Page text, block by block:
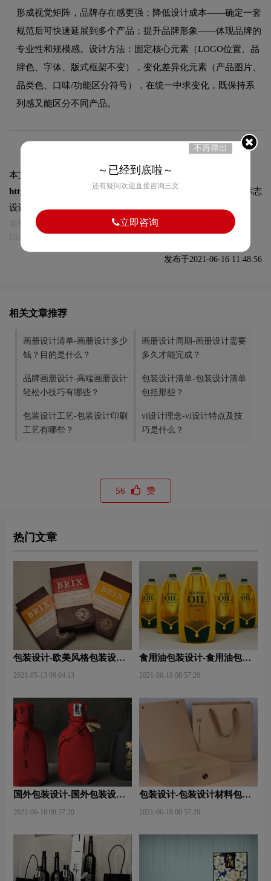
形成视觉矩阵，品牌存在感更强；降低设计成本——确定一套
规范后可快速延展到多个产品；提升品牌形象——体现品牌的
专业性和规模感。设计方法：固定核心元素（LOGO位置、品
牌色、字体、版式框架不变），变化差异化元素（产品图片、
品类色、口味/功能区分符号），在统一中求变化，既保持系
列感又能区分不同产品。
本文标题和链接
包装设计含义-包装设计中线的含义？:
https://logo9.net/works/4925.html转载时请注明出处为诗宸标志
设计及本链接!
如有内容侵犯您的合法权益，请及时与我们联系
Email:75696531@qq.com，我们将第一时间安排删除。
发布于2021-06-16 11:48:56
相关文章推荐
画册设计清单-画册设计多少
钱？目的是什么？
画册设计周期-画册设计需要
多久才能完成？
品牌画册设计-高端画册设计
轻松小技巧有哪些？
包装设计清单-包装设计清单
包括那些？
包装设计工艺-包装设计印刷
工艺有哪些？
vi设计理念-vi设计特点及技
巧是什么？
56 赞
热门文章
包装设计-欧美风格包装设
2021-05-13 09:04:13
食用油包装设计-食用油包装
2021-06-18 08:57:20
国外包装设计-国外包装设计
2021-06-18 08:57:20
包装设计-包装设计材料包含
2021-06-18 08:57:20
不再弹出
～已经到底啦～
还有疑问欢迎直接咨询三文
立即咨询